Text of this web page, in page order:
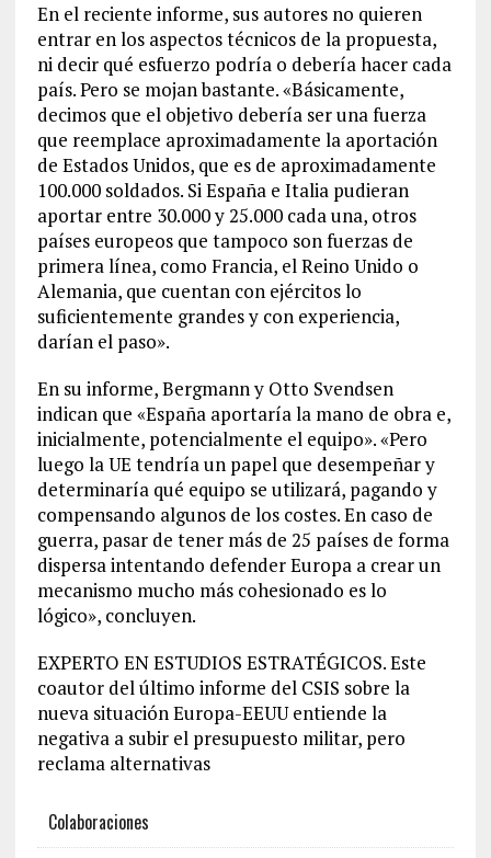
En el reciente informe, sus autores no quieren
entrar en los aspectos técnicos de la propuesta,
ni decir qué esfuerzo podría o debería hacer cada
país. Pero se mojan bastante. «Básicamente,
decimos que el objetivo debería ser una fuerza
que reemplace aproximadamente la aportación
de Estados Unidos, que es de aproximadamente
100.000 soldados. Si España e Italia pudieran
aportar entre 30.000 y 25.000 cada una, otros
países europeos que tampoco son fuerzas de
primera línea, como Francia, el Reino Unido o
Alemania, que cuentan con ejércitos lo
suficientemente grandes y con experiencia,
darían el paso».
En su informe, Bergmann y Otto Svendsen
indican que «España aportaría la mano de obra e,
inicialmente, potencialmente el equipo». «Pero
luego la UE tendría un papel que desempeñar y
determinaría qué equipo se utilizará, pagando y
compensando algunos de los costes. En caso de
guerra, pasar de tener más de 25 países de forma
dispersa intentando defender Europa a crear un
mecanismo mucho más cohesionado es lo
lógico», concluyen.
EXPERTO EN ESTUDIOS ESTRATÉGICOS.Este
coautor del último informe del CSIS sobre la
nueva situación Europa-EEUU entiende la
negativa a subir el presupuesto militar, pero
reclama alternativas
Colaboraciones